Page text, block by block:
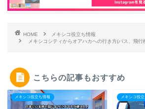
HOME
メキシコ役立ち情報
メキシコシティからオアハカへの行き方(バス、飛行
こちらの記事もおすすめ
メキシコ役立ち情報 メキシコ役